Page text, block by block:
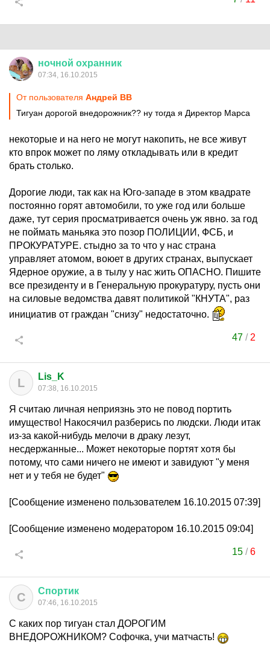
ночной охранник
07:34, 16.10.2015
От пользователя Андрей ВВ
Тигуан дорогой внедорожник?? ну тогда я Директор Марса
некоторые и на него не могут накопить, не все живут
кто впрок может по ляму откладывать или в кредит
брать столько.
Дорогие люди, так как на Юго-западе в этом квадрате
постоянно горят автомобили, то уже год или больше
даже, тут серия просматривается очень уж явно. за год
не поймать маньяка это позор ПОЛИЦИИ, ФСБ, и
ПРОКУРАТУРЕ. стыдно за то что у нас страна
управляет атомом, воюет в других странах, выпускает
Ядерное оружие, а в тылу у нас жить ОПАСНО. Пишите
все президенту и в Генеральную прокуратуру, пусть они
на силовые ведомства давят политикой "КНУТА", раз
инициатив от граждан "снизу" недостаточно.
47 / 2
L Lis_K
07:38, 16.10.2015
Я считаю личная неприязнь это не повод портить
имущество! Накосячил разберись по людски. Люди итак
из-за какой-нибудь мелочи в драку лезут,
несдержанные... Может некоторые портят хотя бы
потому, что сами ничего не имеют и завидуют "у меня
нет и у тебя не будет"
[Сообщение изменено пользователем 16.10.2015 07:39]
[Сообщение изменено модератором 16.10.2015 09:04]
15 /6
С Спортик
07:46, 16.10.2015
С каких пор тигуан стал ДОРОГИМ
ВНЕДОРОЖНИКОМ? Софочка, учи матчасть!